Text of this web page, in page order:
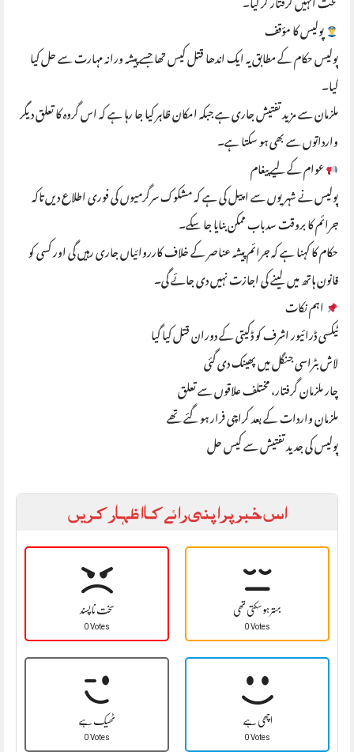
پولیس کا مؤقف
پولیس حکام کے مطابق یہ ایک اندھا قتل کیس تھا جسے پیشہ ورانہ مہارت سے حل کیا
گیا۔
ملزمان سے مزید تفتیش جاری ہے جبکہ امکان ظاہر کیا جا رہا ہے کہ اس گروہ کا تعلق دیگر
وارداتوں سے بھی ہو سکتا ہے۔
عوام کے لیے پیغام
پولیس نے شہریوں سے اپیل کی ہے کہ مشکوک سرگرمیوں کی فوری اطلاع دیں تاکہ
جرائم کا بروقت سدباب ممکن بنایا جا سکے۔
حکام کا کہنا ہے کہ جرائم پیشہ عناصر کے خلاف کارروائیاں جاری رہیں گی اور کسی کو
قانون ہاتھ میں لینے کی اجازت نہیں دی جائے گی۔
اہم نکات
ٹیکسی ڈرائیور اشرف کو ڈکیتی کے دوران قتل کیا گیا
لاش بٹراسی جنگل میں پھینک دی گئی
چار ملزمان گرفتار، مختلف علاقوں سے تعلق
ملزمان واردات کے بعد کراچی فرار ہو گئے تھے
پولیس کی جدید تفتیش سے کیس حل
اس خبر پر اپنی رائے کا اظہار کریں
سخت نا پسند
0 Votes
بہتر ہو سکتی تھی
0 Votes
ٹھیک ہے
0 Votes
اچھی ہے
0 Votes